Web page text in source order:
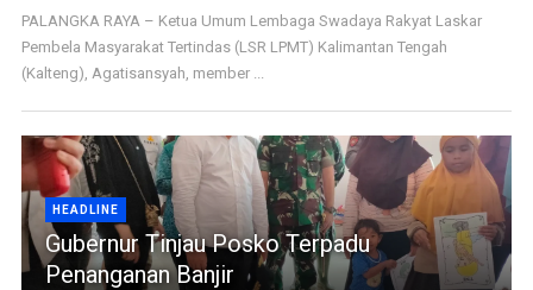
PALANGKA RAYA – Ketua Umum Lembaga Swadaya Rakyat Laskar
Pembela Masyarakat Tertindas (LSR LPMT) Kalimantan Tengah
(Kalteng), Agatisansyah, member ...
HEADLINE
Gubernur Tinjau Posko Terpadu
Penanganan Banjir